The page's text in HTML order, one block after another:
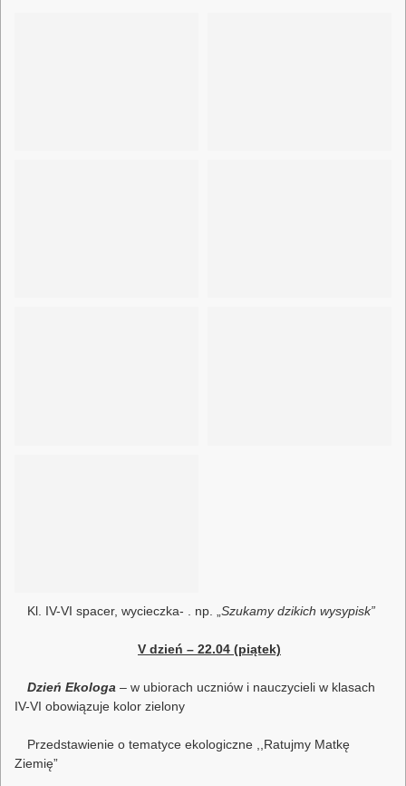
Kl. IV-VI spacer, wycieczka- . np. „ Szukamy dzikich wysypisk”
V dzień – 22.04 (piątek)
Dzień Ekologa – w ubiorach uczniów i nauczycieli w klasach
IV-VI obowiązuje kolor zielony
Przedstawienie o tematyce ekologiczne ,,Ratujmy Matkę
Ziemię”